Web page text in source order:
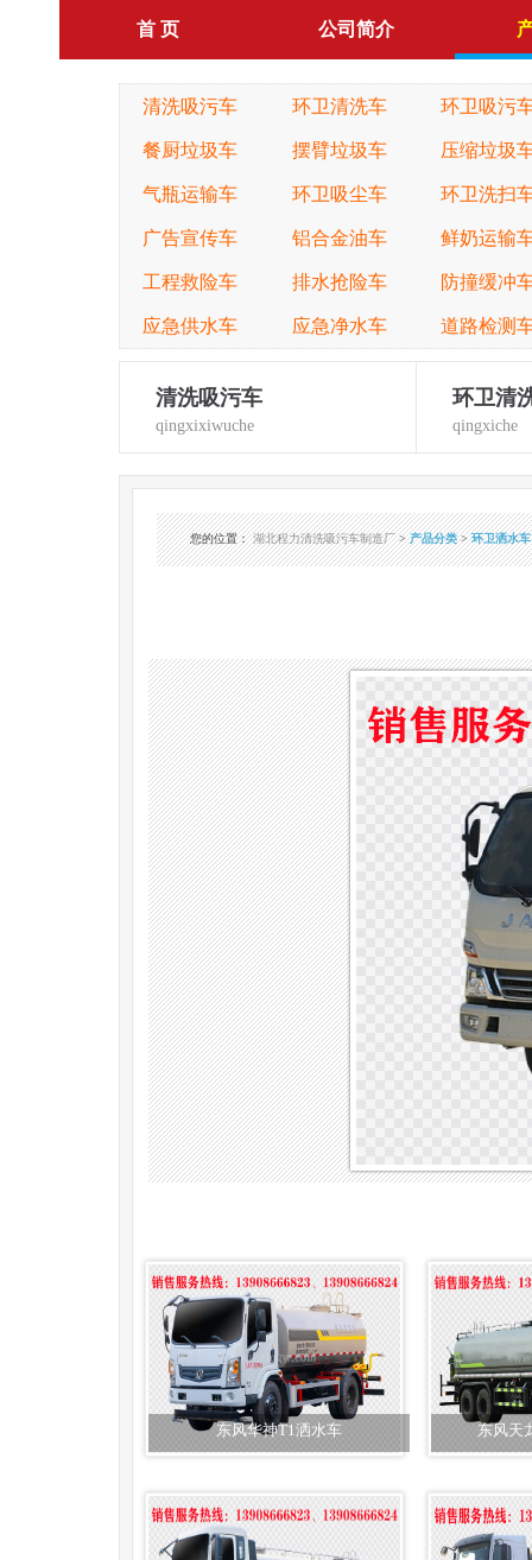
首 页 公司简介
清洗吸污车 环卫清洗车 环卫吸污
餐厨垃圾车 摆臂垃圾车 压缩垃圾
气瓶运输车 环卫吸尘车 环卫洗扫
广告宣传车 铝合金油车 鲜奶运输
工程救险车 排水抢险车 防撞缓冲
应急供水车 应急净水车 道路检测
清洗吸污车
qingxixiwuche
环卫清
qingxiche
您的位置：湖北程力清洗吸污车制造厂>产品分类>环卫洒水车
东风华神T1洒水车 东风天